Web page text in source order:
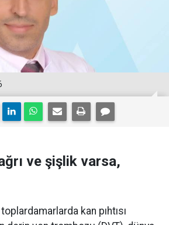
ve şişlik varsa,
kan pıhtısı